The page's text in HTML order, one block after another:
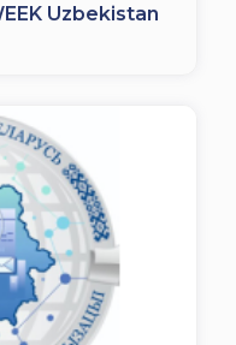
Uzbekistan